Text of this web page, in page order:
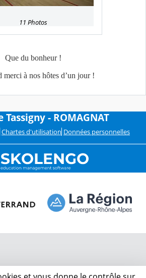
11 Photos
Que du bonheur !
merci à nos hôtes d’un jour !
- ROMAGNAT
Chartes d'utilisation Données personnelles